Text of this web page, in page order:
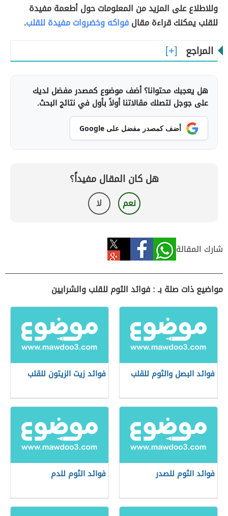
وللاطلاع على المزيد من المعلومات حول أطعمة مفيدة
للقلب يمكنك قراءة مقالفواكه وخضروات مفيدة للقلب.
المراجع
هل يعجبك محتوانا؟ أضف موضوع كمصدر مفضل لديك
على جوجل لتصلك مقالاتنا أولاً بأول في نتائج البحث.
أضف كمصدر مفضل على Google
هل كان المقال مفيداً؟
نعم لا
شارك المقالة
مواضيع ذات صلة بـ : فوائد الثوم للقلب والشرايين
فوائد البصل والثوم للقلب فوائد زيت الزيتون للقلب
فوائد الثوم للصدر فوائد الثوم للدم